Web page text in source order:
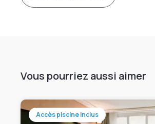
Vous pourriez aussi aimer
Accès piscine inclus